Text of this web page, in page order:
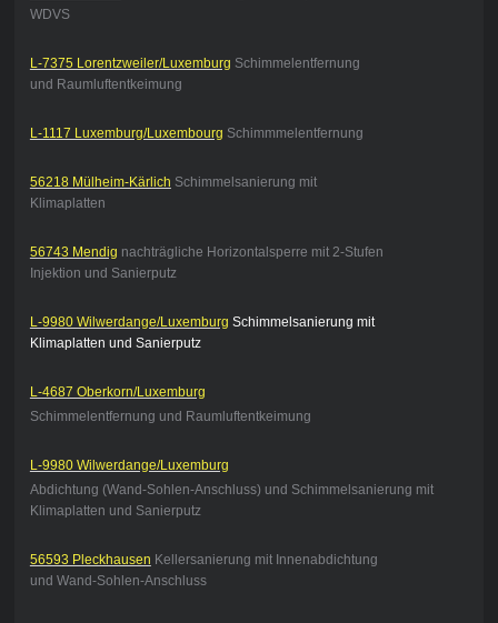
WDVS
L-7375 Lorentzweiler/Luxemburg Schimmelentfernung
und Raumluftentkeimung
L-1117 Luxemburg/Luxembourg Schimmmelentfernung
56218 Mülheim-Kärlich Schimmelsanierung mit
Klimaplatten
56743 Mendig nachträgliche Horizontalsperre mit 2-Stufen
Injektion und Sanierputz
L-9980 Wilwerdange/Luxemburg Schimmelsanierung mit
Klimaplatten und Sanierputz
L-4687 Oberkorn/Luxemburg
Schimmelentfernung und Raumluftentkeimung
L-9980 Wilwerdange/Luxemburg
Abdichtung (Wand-Sohlen-Anschluss) und Schimmelsanierung mit
Klimaplatten und Sanierputz
56593 Pleckhausen Kellersanierung mit Innenabdichtung
und Wand-Sohlen-Anschluss